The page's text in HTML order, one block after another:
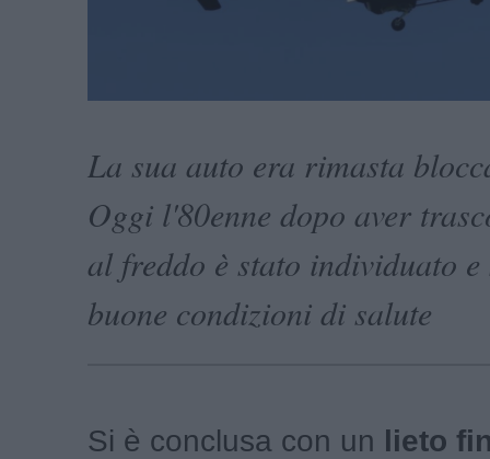
La sua auto era rimasta
Oggi l'80enne dopo aver
al freddo è stato individuato
buone condizioni di salute
Si è conclusa con un lieto